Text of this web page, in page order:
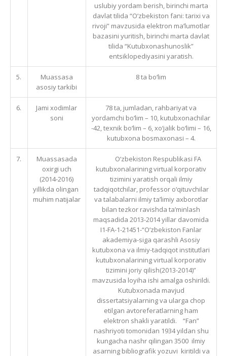
uslubiy yordam berish, birinchi marta
davlat tilida “O‘zbekiston fani: tarixi va
rivoji” mavzusida elektron ma’lumotlar
bazasini yuritish, birinchi marta davlat
tilida “Kutubxonashunoslik”
entsiklopediyasini yaratish.
5.
Muassasa
asosiy tarkibi
8 ta bo‘lim
6.
Jami xodimlar
soni
78 ta, jumladan, rahbariyat va
yordamchi bo‘lim – 10, kutubxonachilar
-42, texnik bo‘lim – 6, xo‘jalik bo‘limi – 16,
kutubxona bosmaxonasi – 4.
7.
Muassasada
oxirgi uch
(2014-2016)
yillikda olingan
muhim natijalar
O‘zbekiston Respublikasi FA
kutubxonalarining virtual korporativ
tizimini yaratish orqali ilmiy
tadqiqotchilar, professor o‘qituvchilar
va talabalarni ilmiy ta’limiy axborotlar
bilan tezkor ravishda ta’minlash
maqsadida 2013-2014 yillar davomida
I1-FA-1-21451-“O‘zbekiston Fanlar
akademiya-siga qarashli Asosiy
kutubxona va ilmiy-tadqiqot institutlari
kutubxonalarining virtual korporativ
tizimini joriy qilish(2013-2014)”
mavzusida loyiha ishi amalga oshirildi.
Kutubxonada mavjud
dissertatsiyalarning va ularga chop
etilgan avtoreferatlarning ham
elektron shakli yaratildi. “Fan”
nashriyoti tomonidan 1934 yildan shu
kungacha nashr qilingan 3500 ilmiy
asarning bibliografik yozuvi kiritildi va